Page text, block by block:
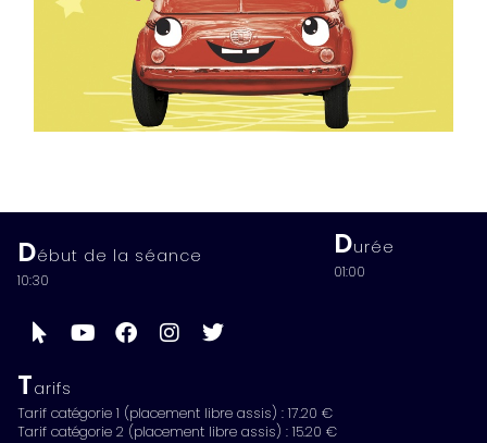
Début de la séance
10:30
Durée
01:00
Tarifs
Tarif catégorie 1 (placement libre assis) : 17.20 €
Tarif catégorie 2 (placement libre assis) : 15.20 €